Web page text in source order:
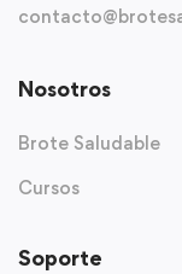
Nosotros
Brote Saludable
Cursos
Soporte